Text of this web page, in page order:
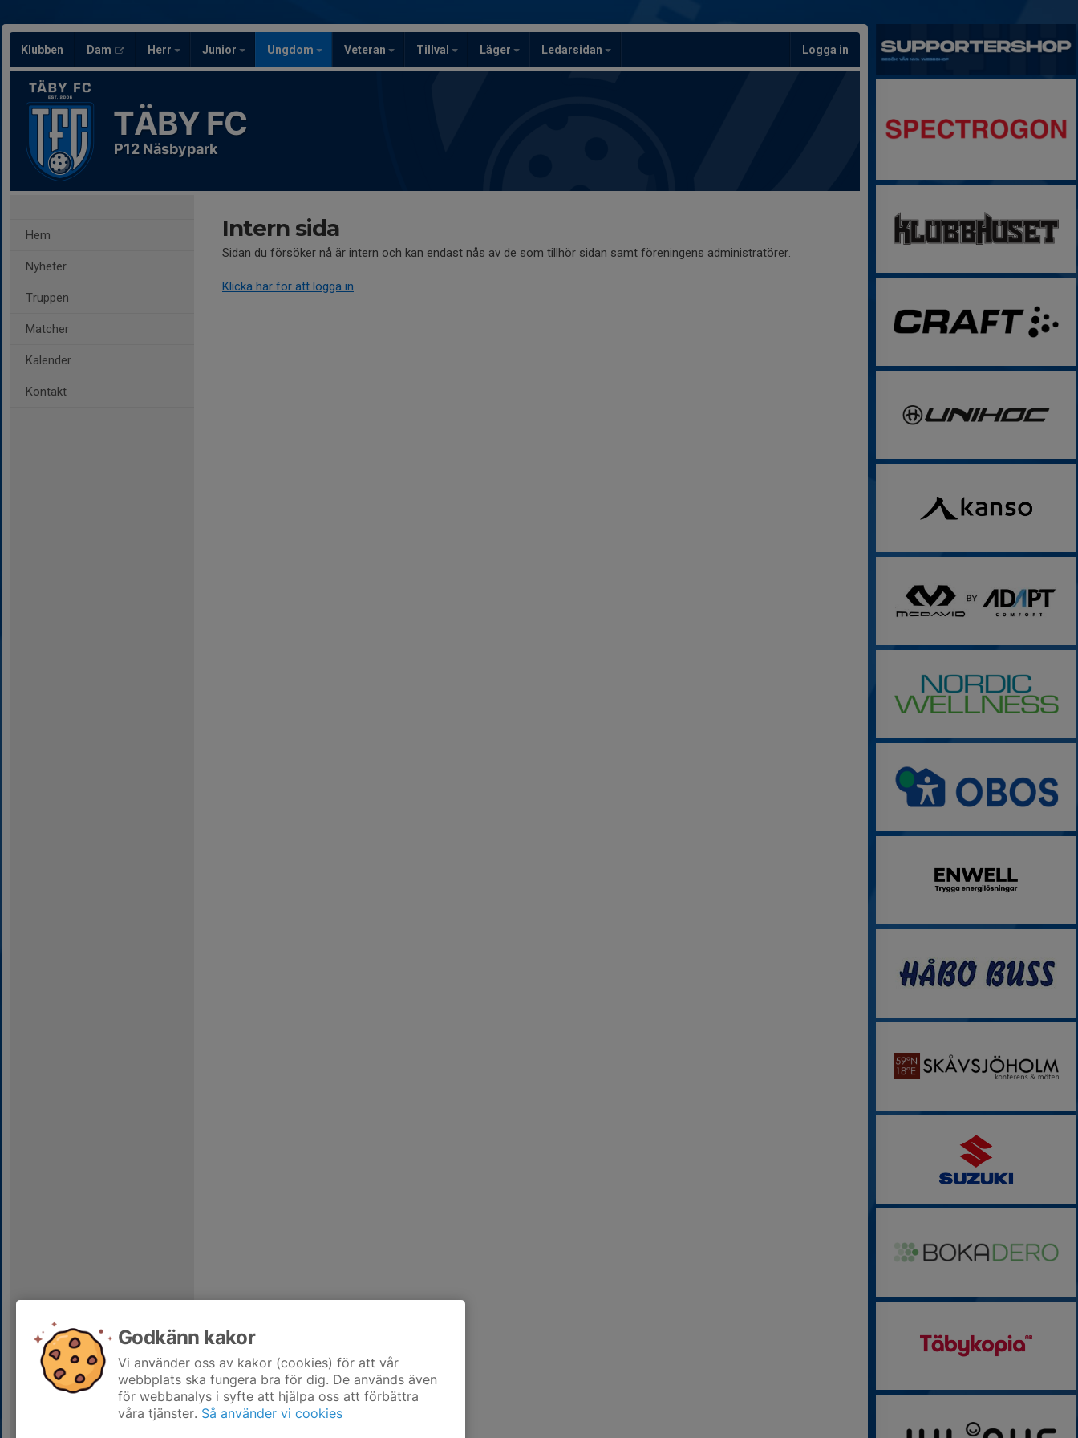
Klubben Dam Herr Junior Ungdom Veteran Tillval Läger Ledarsidan Logga in
TÄBY FC
P12 Näsbypark
Hem
Nyheter
Truppen
Matcher
Kalender
Kontakt
Intern sida
Sidan du försöker nå är intern och kan endast nås av de som tillhör sidan samt föreningens administratörer.
Klicka här för att logga in
Godkänn kakor
Vi använder oss av kakor (cookies) för att vår
webbplats ska fungera bra för dig. De används även
för webbanalys i syfte att hjälpa oss att förbättra
våra tjänster. Så använder vi cookies